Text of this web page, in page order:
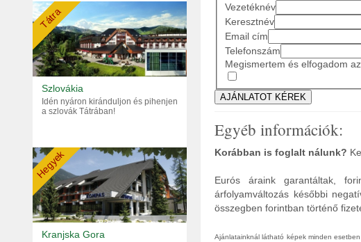
Tátra
Szlovákia
Idén nyáron kiránduljon és pihenjen
a szlovák Tátrában!
Hegyek
Kranjska Gora
Vezetéknév
Keresztnév
Email cím
Telefonszám
Megismertem és elfogadom
Egyéb információk:
Korábban is foglalt nálunk?
Eurós áraink garantáltak,
árfolyamváltozás későbbi
összegben forintban történő
Ajánlatainknál látható képek minden